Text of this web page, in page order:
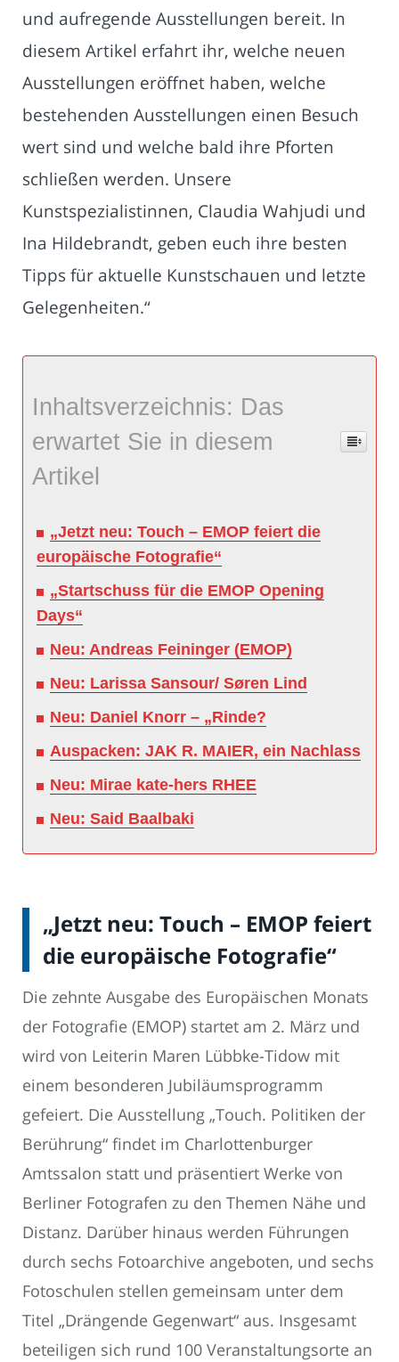
und aufregende Ausstellungen bereit. In
diesem Artikel erfahrt ihr, welche neuen
Ausstellungen eröffnet haben, welche
bestehenden Ausstellungen einen Besuch
wert sind und welche bald ihre Pforten
schließen werden. Unsere
Kunstspezialistinnen, Claudia Wahjudi und
Ina Hildebrandt, geben euch ihre besten
Tipps für aktuelle Kunstschauen und letzte
Gelegenheiten.“
Inhaltsverzeichnis: Das
erwartet Sie in diesem
Artikel
„Jetzt neu: Touch – EMOP feiert die
europäische Fotografie“
„Startschuss für die EMOP Opening
Days“
Neu: Andreas Feininger (EMOP)
Neu: Larissa Sansour/ Søren Lind
Neu: Daniel Knorr – „Rinde?
Auspacken: JAK R. MAIER, ein Nachlass
Neu: Mirae kate-hers RHEE
Neu: Said Baalbaki
„Jetzt neu: Touch – EMOP feiert
die europäische Fotografie“
Die zehnte Ausgabe des Europäischen Monats
der Fotografie (EMOP) startet am 2. März und
wird von Leiterin Maren Lübbke-Tidow mit
einem besonderen Jubiläumsprogramm
gefeiert. Die Ausstellung „Touch. Politiken der
Berührung“ findet im Charlottenburger
Amtssalon statt und präsentiert Werke von
Berliner Fotografen zu den Themen Nähe und
Distanz. Darüber hinaus werden Führungen
durch sechs Fotoarchive angeboten, und sechs
Fotoschulen stellen gemeinsam unter dem
Titel „Drängende Gegenwart“ aus. Insgesamt
beteiligen sich rund 100 Veranstaltungsorte an